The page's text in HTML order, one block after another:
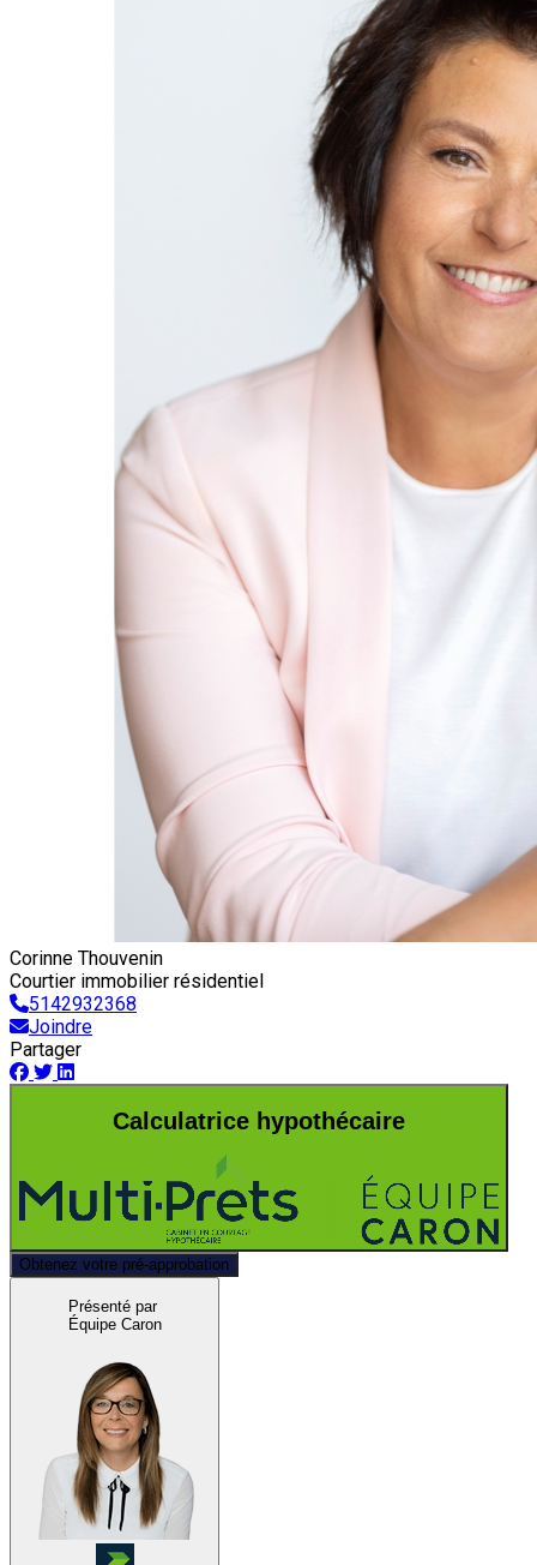
Corinne Thouvenin
Courtier immobilier résidentiel
5142932368
Joindre
Partager
Calculatrice hypothécaire
Obtenez votre pré-approbation
Présenté par
Équipe Caron